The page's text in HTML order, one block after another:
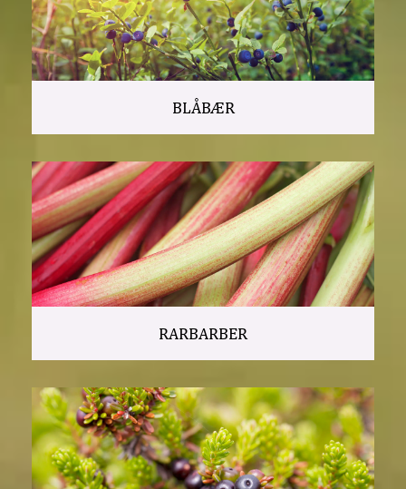
BLÅBÆR
RARBARBER